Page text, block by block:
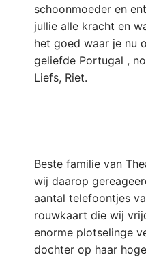
schoonmoeder en
jullie alle kracht en
het goed waar je nu
geliefde Portugal ,
Liefs, Riet.
Beste familie van
wij daarop
aantal telefoontjes
rouwkaart die wij
enorme plotselinge
dochter op haar